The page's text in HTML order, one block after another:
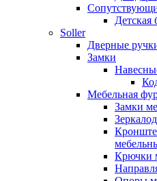
Детская
Soller
Дверные
Замки
Мебельная
Замки
Крючки